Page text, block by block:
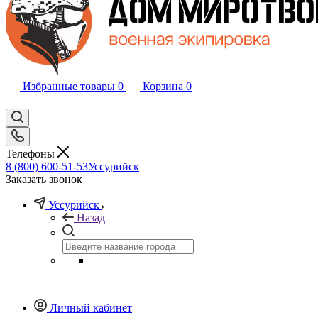
Избранные товары 0 Корзина 0
Телефоны
8 (800) 600-51-53Уссурийск
Заказать звонок
Уссурийск
Назад
Личный кабинет